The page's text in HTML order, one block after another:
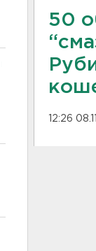
50
12:26